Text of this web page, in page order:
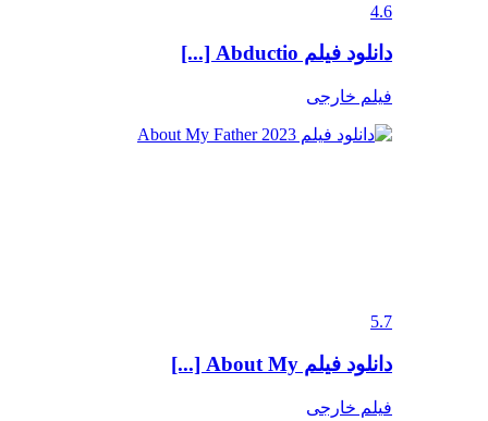
4.6
دانلود فیلم Abductio [...]
فیلم خارجی
5.7
دانلود فیلم About My [...]
فیلم خارجی